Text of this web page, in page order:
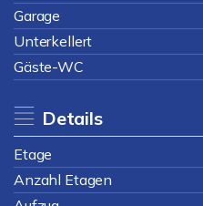
Garage
Unterkellert
Gäste-WC
Details
Etage
Anzahl Etagen